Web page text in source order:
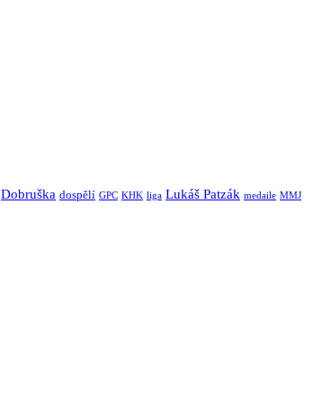
Dobruška dospělí GPC KHK liga Lukáš Patzák medaile MMJ